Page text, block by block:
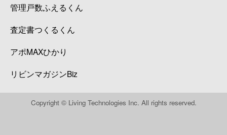
管理戸数ふえるくん
査定書つくるくん
アポMAXひかり
リビンマガジンBiz
Copyright © Living Technologies Inc. All rights reserved.